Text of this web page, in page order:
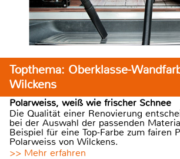
Topthema: Oberklasse-
Wilckens
Polarweiss, weiß wie frischer Schnee
Die Qualität einer Renovierung
bei der Auswahl der passenden
Beispiel für eine Top-Farbe zum fairen
Polarweiss von Wilckens.
>> Mehr erfahren